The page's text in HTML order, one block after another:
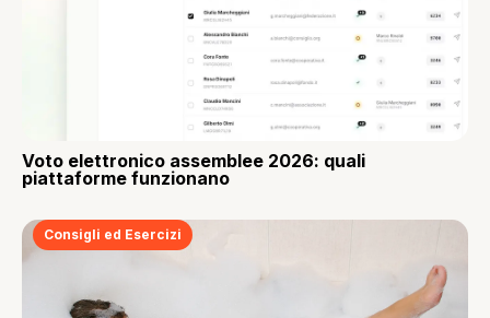
Voto elettronico assemblee 2026: quali
piattaforme funzionano
Consigli ed Esercizi